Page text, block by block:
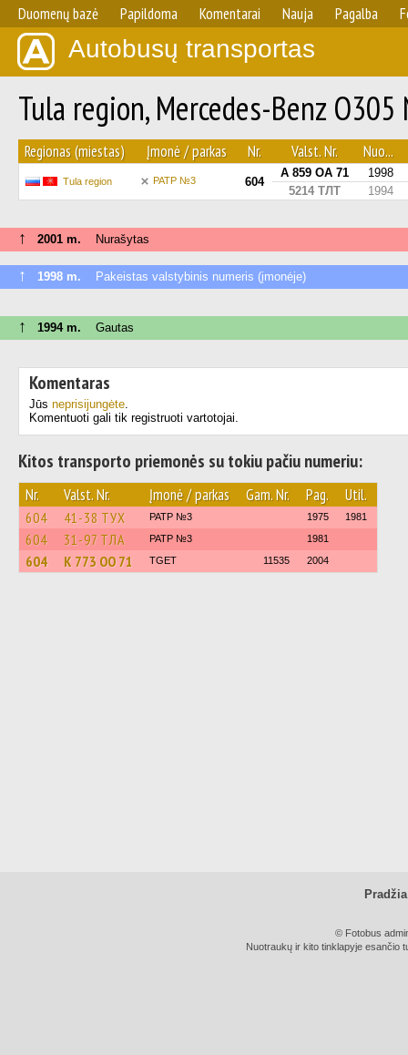
Duomenų bazė Papildoma Komentarai Nauja Pagalba
Autobusų transportas
Tula region, Mercedes-Benz O305
Regionas (miestas) Įmonė / parkas Nr. Valst. Nr. Nuo...
Tula region PATP №3 604
А 859 ОА 71
1998
5214 ТЛТ
1994
↑ 2001 m. Nurašytas
↑ 1998 m. Pakeistas valstybinis numeris (įmonėje)
↑ 1994 m. Gautas
Komentaras
Jūs neprisijungėte.
Komentuoti gali tik registruoti vartotojai.
Kitos transporto priemonės su tokiu pačiu numeriu:
Nr. Valst. Nr. Įmonė / parkas Gam. Nr. Pag. Util.
604 41-38 ТУХ PATP №3 1975 1981
604 31-97 ТЛА PATP №3 1981
604 К 773 ОО 71 TGET 11535 2004
Pradžia
© Fotobus
Nuotraukų ir kito tinklapyje esančio